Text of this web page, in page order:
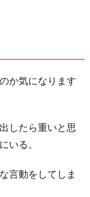
か気になります
したら重いと思
いる。
言動をしてしま